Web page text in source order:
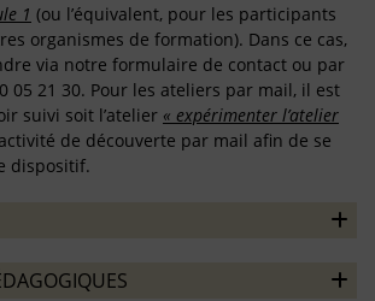
1 (ou l’équivalent, pour les participants
organismes de formation). Dans ce cas,
via notre formulaire de contact ou par
05 21 30. Pour les ateliers par mail, il est
suivi soit l’atelier « expérimenter l’atelier
de découverte par mail afin de se
dispositif.